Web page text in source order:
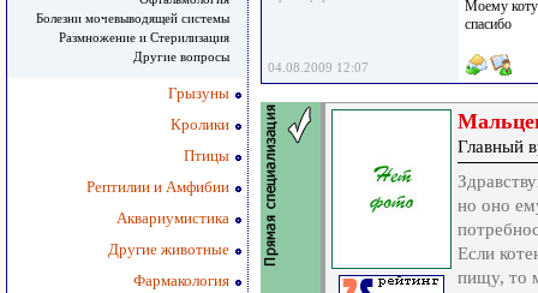
Болезни мочевыводящей системы
Размножение и Стерилизация
Другие вопросы
Грызуны
Кролики
Птицы
Рептилии и Амфибии
Аквариумистика
Другие животные
Фармакология
Моему коту
спасибо
04.08.2009 12:07
Главный
но оно
Если
пищу, то